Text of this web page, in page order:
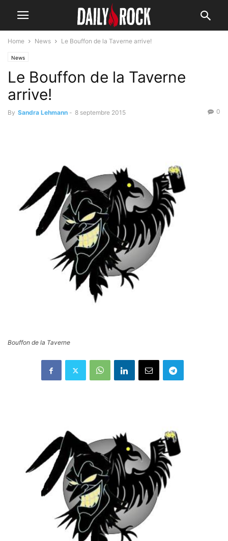
Home News Le Bouffon de la Taverne arrive!
News
Le Bouffon de la Taverne
arrive!
By Sandra Lehmann - 8 septembre 2015 0
Bouffon de la Taverne